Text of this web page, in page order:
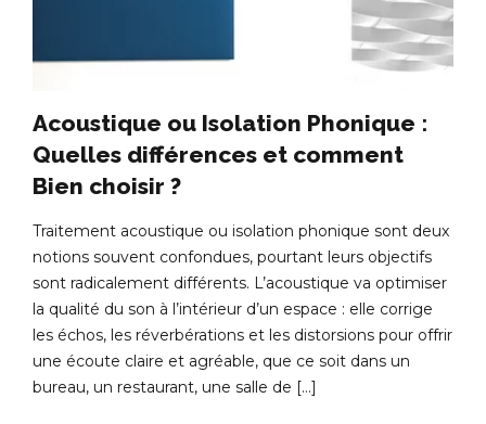
Acoustique ou Isolation Phonique :
Quelles différences et comment
Bien choisir ?
Traitement acoustique ou isolation phonique sont deux
notions souvent confondues, pourtant leurs objectifs
sont radicalement différents. L’acoustique va optimiser
la qualité du son à l’intérieur d’un espace : elle corrige
les échos, les réverbérations et les distorsions pour offrir
une écoute claire et agréable, que ce soit dans un
bureau, un restaurant, une salle de […]